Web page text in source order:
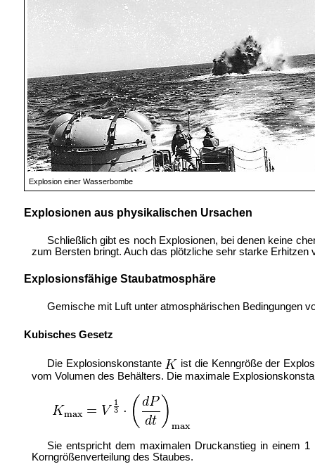
Explosion einer Wasserbombe
Explosionen aus physikalischen Ursachen
Schließlich gibt es noch Explosionen, bei denen keine
zum Bersten bringt. Auch das plötzliche sehr starke Erhitzen
Explosionsfähige Staubatmosphäre
Gemische mit Luft unter atmosphärischen Bedingungen
Kubisches Gesetz
Die Explosionskonstante
ist die Kenngröße der
vom Volumen des Behälters. Die maximale
Sie entspricht dem maximalen Druckanstieg in einem 1
Korngrößenverteilung des Staubes.